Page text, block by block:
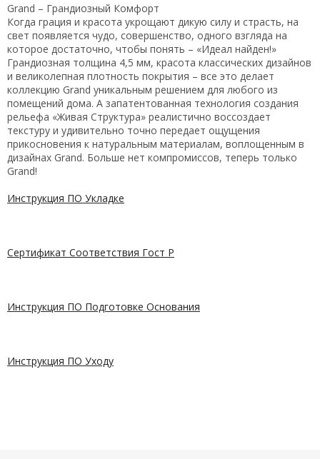
Grand – Грандиозный Комфорт
Когда грация и красота укрощают дикую силу и страсть, на
свет появляется чудо, совершенство, одного взгляда на
которое достаточно, чтобы понять – «Идеал найден!»
Грандиозная толщина 4,5 мм, красота классических дизайнов
и великолепная плотность покрытия – все это делает
коллекцию Grand уникальным решением для любого из
помещений дома. А запатентованная технология создания
рельефа «Живая Структура» реалистично воссоздает
текстуру и удивительно точно передает ощущения
прикосновения к натуральным материалам, воплощенным в
дизайнах Grand. Больше нет компромиссов, теперь только
Grand!
Инструкция ПО Укладке
Сертификат Соответствия Гост Р
Инструкция ПО Подготовке Основания
Инструкция ПО Уходу